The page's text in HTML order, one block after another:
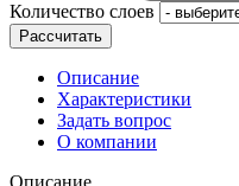
Количество слоев
Рассчитать
Описание
Характеристики
Задать вопрос
О компании